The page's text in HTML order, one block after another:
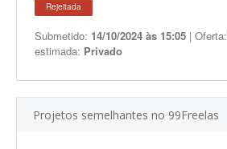
Rejeitada
Submetido: 14/10/2024 às 15:05 | Oferta:
estimada: Privado
Projetos semelhantes no 99Freelas